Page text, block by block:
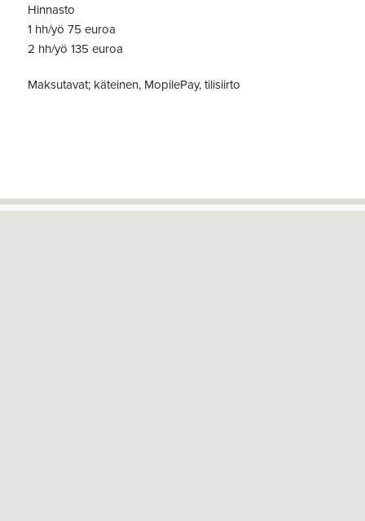
Hinnasto
1 hh/yö 75 euroa
2 hh/yö 135 euroa
Maksutavat; käteinen, MopilePay, tilisiirto